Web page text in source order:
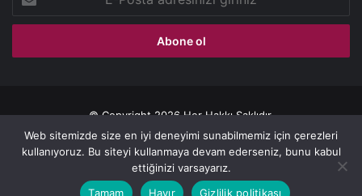
Posta
adresinizi
© Copyright 2026 Her Hakkı Saklıdır.
Gizlilik politikası
Facebook
X YouTubeInstagram
Web sitemizde size en iyi deneyimi sunabilmemiz için çerezleri
kullanıyoruz. Bu siteyi kullanmaya devam ederseniz, bunu kabul
ettiğinizi varsayarız.
Tamam
Hayır Gizlilik politikası